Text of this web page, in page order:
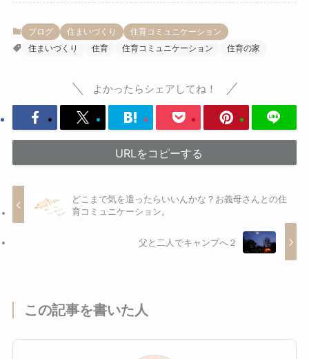
ブログ 住まいづくり
住育コミュニケーション
住まいづくり
住育 住育コミュニケーション 住育の家
よかったらシェアしてね！
URLをコピーする
どこまで気を遣ったらいいんかな？お義母さんとの住
育コミュニケーション。
父と二人でキャンプへ２
この記事を書いた人